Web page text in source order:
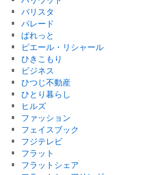
バリスタ
パレード
ぱれっと
ピエール・リシャール
ひきこもり
ビジネス
ひつじ不動産
ひとり暮らし
ヒルズ
ファッション
フェイスブック
フジテレビ
フラット
フラットシェア